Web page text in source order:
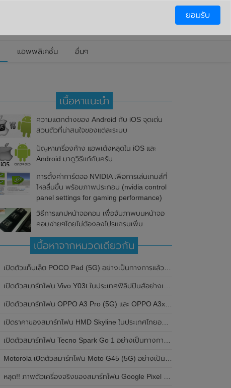
แอพพลิเคชั่น อื่นๆ
เนื้อหาแนะนำ
ความแตกต่างของ Android กับ iOS จุดเด่น
ส่วนตัวที่น่าสนใจของแต่ละระบบ
ปัญหาเครื่องค้าง แอพเด้งหลุดใน iOS และ
Android มาดูวิธีแก้กันครับ
การตั้งค่าการ์ดจอ NVIDIA เพื่อการเล่นเกมส์ที่
ไหลลื่นขึ้น พร้อมภาพประกอบ (nvidia control
panel settings for gaming performance)
วิธีการแคปหน้าจอคอม เพื่อจับภาพบนหน้าจอ
คอมง่ายๆโดยไม่ต้องลงโปรแกรมเพิ่ม
เนื้อหาจากหมวดเดียวกัน
เปิดตัวแท็บเล็ต POCO Pad (5G) อย่างเป็นทางการแล้วในประเทศอินเดีย มาพร้อมชิปเซ็ต Snapdragon 7s Gen 2 ของ Qualcomm และรองรับเครือข่าย 5G
เปิดตัวสมาร์ทโฟน Vivo Y03t ในประเทศฟิลิปปินส์อย่างเป็นทางการแล้ว มาพร้อมชิปเซ็ต Unisoc T612 , กล้องหลัง ความละเอียด 13MP , แบตเตอรี่ 5,000mAh และหน้าจอแสดงผล LCD / 90Hz
เปิดตัวสมาร์ทโฟน OPPO A3 Pro (5G) และ OPPO A3x ในประเทศไทยอย่างเป็นทางการแล้ว ในราคาเริ่มต้นเพียง 3,999 บาท
เปิดราคาของสมาร์ทโฟน HMD Skyline ในประเทศไทยอย่างเป็นทางการแล้ว ราคา 14,990 บาท
เปิดตัวสมาร์ทโฟน Tecno Spark Go 1 อย่างเป็นทางการแล้ว มาพร้อมหน้าจอแสดงผล LCD / 120Hz , แบตเตอรี่ 5,000mAh และใช้ชิปเซ็ต Unisoc
Motorola เปิดตัวสมาร์ทโฟน Moto G45 (5G) อย่างเป็นทางการแล้วในอินเดีย
หลุด!! ภาพตัวเครื่องจริงของสมาร์ทโฟน Google Pixel 9a โชว์ดีไซน์ใหม่ กล้องหลังแบนราบ ไม่มีกรอบของกล้องแล้ว
ยอมรับ